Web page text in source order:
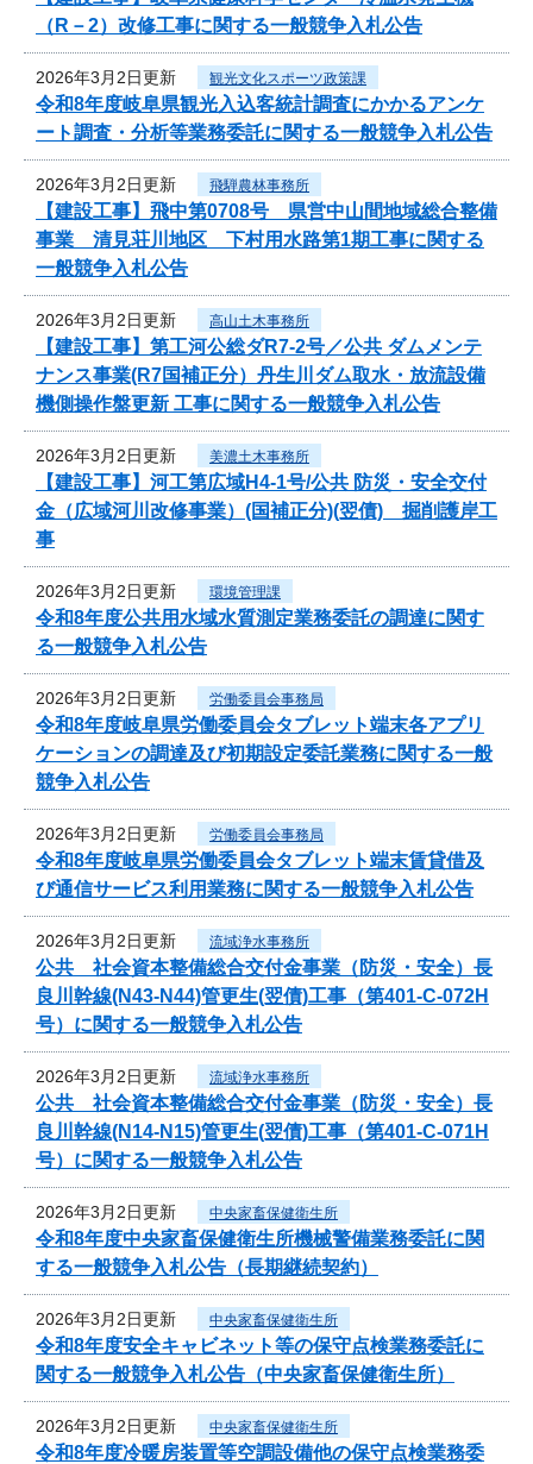
（R－2）改修工事に関する一般競争入札公告
2026年3月2日更新 観光文化スポーツ政策課
令和8年度岐阜県観光入込客統計調査にかかるアンケ
ート調査・分析等業務委託に関する一般競争入札公告
2026年3月2日更新 飛騨農林事務所
【建設工事】飛中第0708号 県営中山間地域総合整備
事業 清見荘川地区 下村用水路第1期工事に関する
一般競争入札公告
2026年3月2日更新 高山土木事務所
【建設工事】第工河公総ダR7-2号／公共 ダムメンテ
ナンス事業(R7国補正分）丹生川ダム取水・放流設備
機側操作盤更新 工事に関する一般競争入札公告
2026年3月2日更新 美濃土木事務所
【建設工事】河工第広域H4-1号/公共 防災・安全交付
金（広域河川改修事業）(国補正分)(翌債) 掘削護岸工
事
2026年3月2日更新 環境管理課
令和8年度公共用水域水質測定業務委託の調達に関す
る一般競争入札公告
2026年3月2日更新 労働委員会事務局
令和8年度岐阜県労働委員会タブレット端末各アプリ
ケーションの調達及び初期設定委託業務に関する一般
競争入札公告
2026年3月2日更新 労働委員会事務局
令和8年度岐阜県労働委員会タブレット端末賃貸借及
び通信サービス利用業務に関する一般競争入札公告
2026年3月2日更新 流域浄水事務所
公共 社会資本整備総合交付金事業（防災・安全）長
良川幹線(N43-N44)管更生(翌債)工事（第401-C-072H
号）に関する一般競争入札公告
2026年3月2日更新 流域浄水事務所
公共 社会資本整備総合交付金事業（防災・安全）長
良川幹線(N14-N15)管更生(翌債)工事（第401-C-071H
号）に関する一般競争入札公告
2026年3月2日更新 中央家畜保健衛生所
令和8年度中央家畜保健衛生所機械警備業務委託に関
する一般競争入札公告（長期継続契約）
2026年3月2日更新 中央家畜保健衛生所
令和8年度安全キャビネット等の保守点検業務委託に
関する一般競争入札公告（中央家畜保健衛生所）
2026年3月2日更新 中央家畜保健衛生所
令和8年度冷暖房装置等空調設備他の保守点検業務委